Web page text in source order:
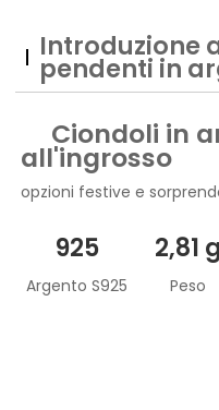
Introduzione
pendenti in
Ciondoli in
all'ingrosso
opzioni festive e
925
Argento S925
2,81 g
Peso